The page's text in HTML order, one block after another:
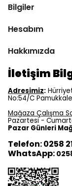
Bilgiler
Hesabım
Hakkımızda
İletişim
Adresimiz:
No:54/C Pamukkale
Mağaza Çalışma
Pazartesi -
Pazar Günleri
Telefon: 0258
WhatsApp: